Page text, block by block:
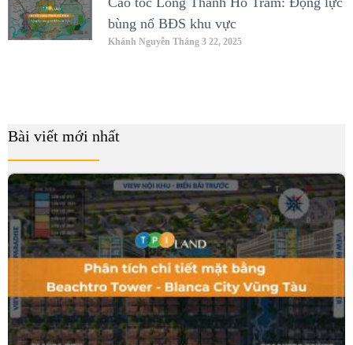
bùng nổ BĐS khu vực
Khánh Nguyễn Tháng 3 22, 2025
Bài viết mới nhất